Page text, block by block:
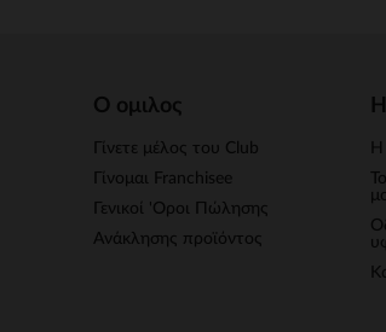
Ο ομιλος
Γίνετε μέλος του Club
Γίνομαι Franchisee
Γενικοί 'Οροι Πώλησης
Ανάκλησης προϊόντος